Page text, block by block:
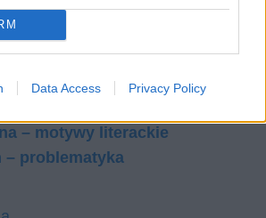
Data Access Privacy Policy
porównawcza Aliny i
– motywy literackie
– problematyka